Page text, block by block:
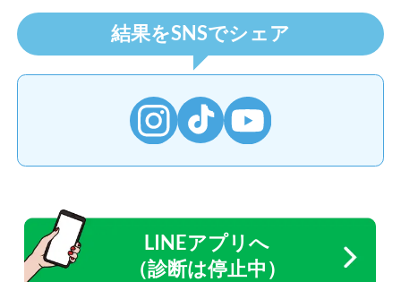
結果をSNSでシェア
LINEアプリへ
（診断は停止中）